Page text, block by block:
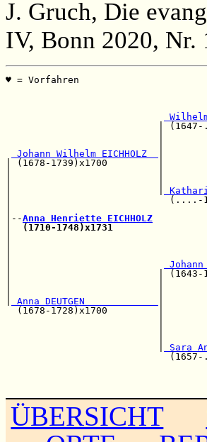
J. Gruch, Die
IV, Bonn 2020, Nr.
♥ = Vorfahren
Johann Wilhelm EICHHOLZ
| (1678-
|
|--Anna Henriette EICHHOLZ
(1710-1748)x1731
|                          |
Anna DEUTGEN
(1678-
Sara
ÜBERSICHT